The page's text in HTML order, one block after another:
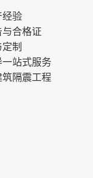
经验
与合格证
制
一站式服务
筑隔震工程